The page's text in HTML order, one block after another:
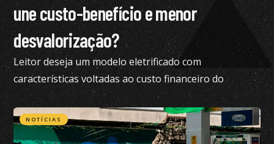
une custo-benefício e menor
desvalorização?
Leitor deseja um modelo eletrificado com
características voltadas ao custo financeiro do
produto e pediu nossa análise completa
NOTÍCIAS